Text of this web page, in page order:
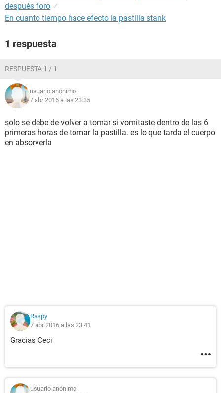
después foro ✓
En cuanto tiempo hace efecto la pastilla stank
1 respuesta
RESPUESTA 1 / 1
usuario anónimo
7 abr 2016 a las 23:35
solo se debe de volver a tomar si vomitaste dentro de las 6
primeras horas de tomar la pastilla. es lo que tarda el cuerpo
en absorverla
Raspy
7 abr 2016 a las 23:41
Gracias Ceci
usuario anónimo